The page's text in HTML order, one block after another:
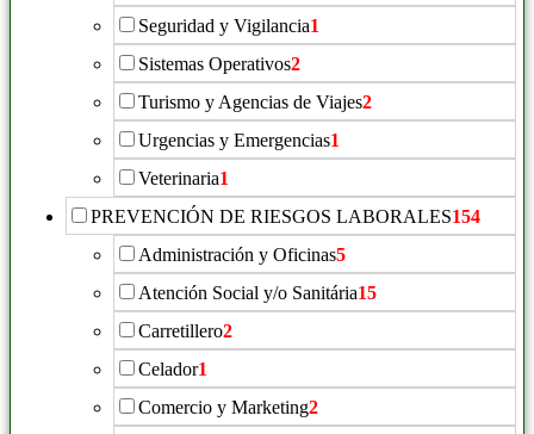
Seguridad y Vigilancia1
Sistemas Operativos2
Turismo y Agencias de Viajes2
Urgencias y Emergencias1
Veterinaria1
PREVENCIÓN DE RIESGOS LABORALES154
Administración y Oficinas5
Atención Social y/o Sanitária15
Carretillero2
Celador1
Comercio y Marketing2